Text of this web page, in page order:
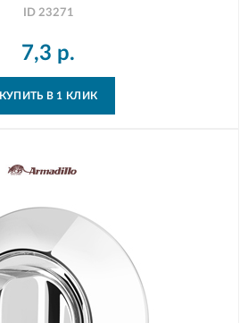
ID 23271
7,3 р.
КУПИТЬ В 1 КЛИК